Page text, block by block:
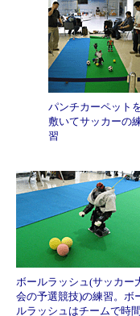
パンチカーペット
敷いてサッカーの
習
ボールラッシュ(サッカー
会の予選競技)の練習。ボ
ルラッシュはチームで時間